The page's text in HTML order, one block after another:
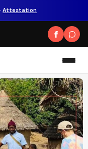
·Attestation